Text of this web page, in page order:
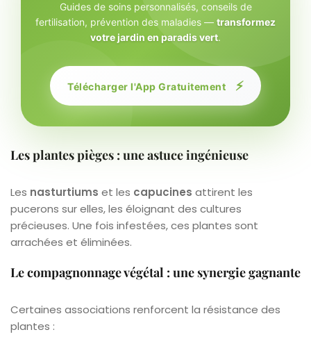
Guides de soins personnalisés, conseils de
fertilisation, prévention des maladies — transformez
votre jardin en paradis vert.
Télécharger l'App Gratuitement ⚡
Les plantes pièges : une astuce ingénieuse
Les nasturtiums et les capucines attirent les
pucerons sur elles, les éloignant des cultures
précieuses. Une fois infestées, ces plantes sont
arrachées et éliminées.
Le compagnonnage végétal : une synergie gagnante
Certaines associations renforcent la résistance des
plantes :